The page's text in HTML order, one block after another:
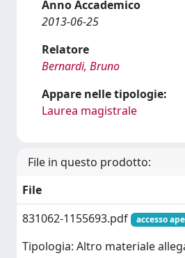
Anno Accademico
2013-06-25
Relatore
Bernardi, Bruno
Appare nelle tipologie:
Laurea magistrale
File in questo prodotto:
File
831062-1155693.pdf
accesso
Tipologia: Altro materiale